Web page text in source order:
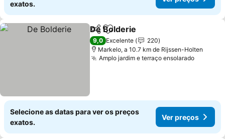
exatos.
PartilharAdicionar aos favoritos
De Bolderie
9,0 Excelente
220
Markelo, a 10.7 km de Rijssen-Holten
Amplo jardim e terraço ensolaradoVer
Selecione as datas para ver os preços
exatos.
Ver preços